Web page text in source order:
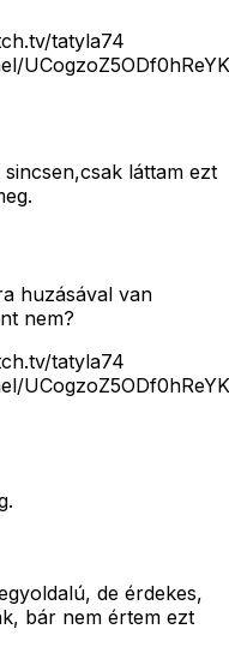
tatyla74
láttam ezt
huzásával van
nem?
tatyla74
de érdekes,
bár nem értem ezt